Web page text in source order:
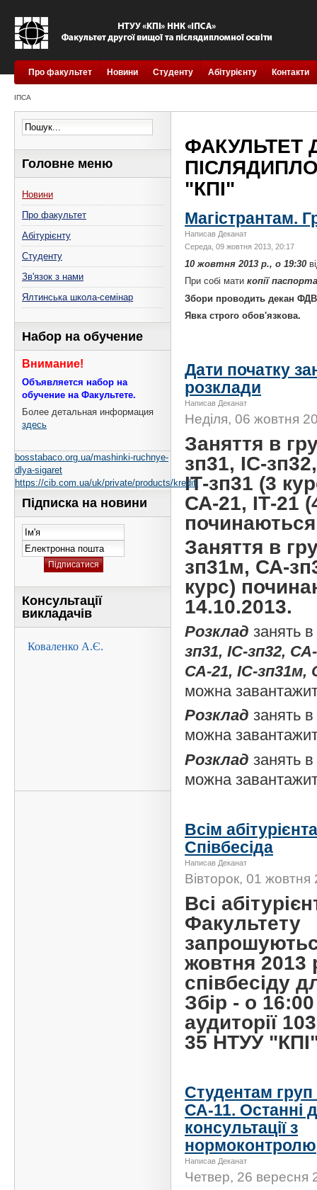
Про факультет Новини Студенту Абітурієнту Контакти
ІПСА
ФАКУЛЬТЕТ
"КПІ"
Магістрантам.
Написав Деканат
Середа, 09 жовтня 2013, 20:17
10 жовтня 2013 р., о 19:30
При собі мати копії
Збори проводить декан
Явка строго обов'язкова.
Дати початку
розклади
Написав Деканат
Неділя, 06 жовтня
Заняття в
зп31, ІС-
ІТ-зп31 (3
СА-21, ІТ-21
Заняття в
зп31м, СА-
курс)
14.10.2013.
Розклад занять
зп31, ІС-зп32,
СА-21, ІС-зп31м,
можна
Розклад занять в
можна
Розклад занять в
можна
Всім
Співбесіда
Написав Деканат
Вівторок, 01
Всі
Факультету
жовтня 2013
співбесіду
Збір - о
аудиторії
35 НТУУ
Студентам груп
СА-11. Останні
консультації з
нормоконтролю
Написав Деканат
Четвер, 26 вересня
Головне меню
Новини
Про факультет
Абітурієнту
Студенту
Зв'язок з нами
Ялтинська школа-семінар
Набор на обучение
Внимание!
Объявляется набор на
обучение на Факультете.
Более детальная информация
здесь
bosstabaco.org.ua/mashinki-ruchnye-
dlya-sigaret
https://cib.com.ua/uk/private/products/krediti
Підписка на новини
Консультації
викладачів